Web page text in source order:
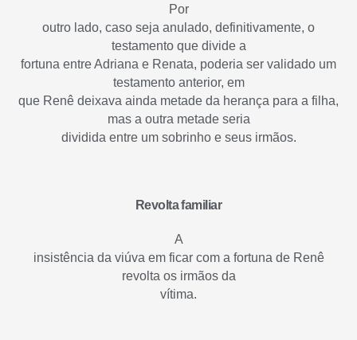
Por
outro lado, caso seja anulado, definitivamente, o
testamento que divide a
fortuna entre Adriana e Renata, poderia ser validado um
testamento anterior, em
que Renê deixava ainda metade da herança para a filha,
mas a outra metade seria
dividida entre um sobrinho e seus irmãos.
Revolta familiar
A
insistência da viúva em ficar com a fortuna de Renê
revolta os irmãos da
vítima.